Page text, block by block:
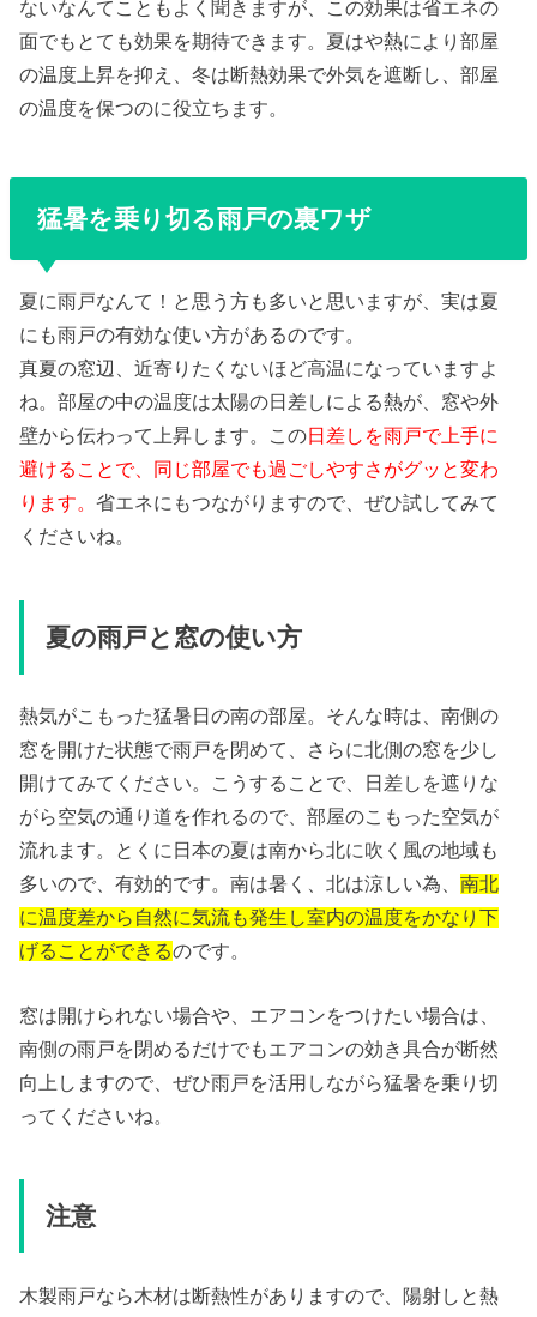
ないなんてこともよく聞きますが、この効果は省エネの
面でもとても効果を期待できます。夏はや熱により部屋
の温度上昇を抑え、冬は断熱効果で外気を遮断し、部屋
の温度を保つのに役立ちます。
猛暑を乗り切る雨戸の裏ワザ
夏に雨戸なんて！と思う方も多いと思いますが、実は夏
にも雨戸の有効な使い方があるのです。
真夏の窓辺、近寄りたくないほど高温になっていますよ
ね。部屋の中の温度は太陽の日差しによる熱が、窓や外
壁から伝わって上昇します。この日差しを雨戸で上手に
避けることで、同じ部屋でも過ごしやすさがグッと変わ
ります。省エネにもつながりますので、ぜひ試してみて
くださいね。
夏の雨戸と窓の使い方
熱気がこもった猛暑日の南の部屋。そんな時は、南側の
窓を開けた状態で雨戸を閉めて、さらに北側の窓を少し
開けてみてください。こうすることで、日差しを遮りな
がら空気の通り道を作れるので、部屋のこもった空気が
流れます。とくに日本の夏は南から北に吹く風の地域も
多いので、有効的です。南は暑く、北は涼しい為、南北
に温度差から自然に気流も発生し室内の温度をかなり下
げることができるのです。
窓は開けられない場合や、エアコンをつけたい場合は、
南側の雨戸を閉めるだけでもエアコンの効き具合が断然
向上しますので、ぜひ雨戸を活用しながら猛暑を乗り切
ってくださいね。
注意
木製雨戸なら木材は断熱性がありますので、陽射しと熱